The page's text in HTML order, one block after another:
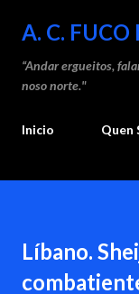
A. C.
“Andar ergueitos,
noso norte."
Inicio Quen
Líbano.